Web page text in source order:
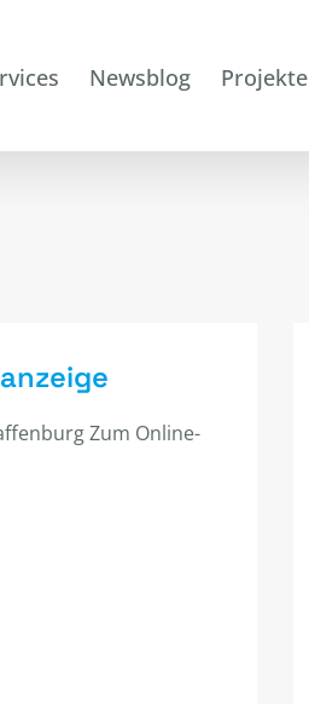
Newsblog Projekte
Zum Online-